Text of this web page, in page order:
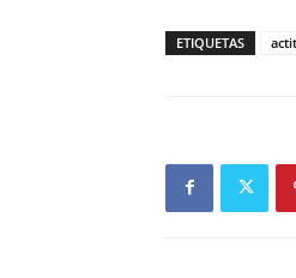
ETIQUETAS